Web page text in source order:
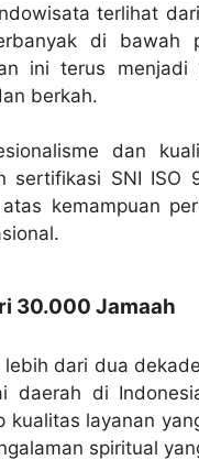
terlihat
di bawah
ini terus
berkah.
dan
sertifikasi SNI ISO
kemampuan
30.000 Jamaah
lebih dari dua
daerah di
kualitas layanan
spiritual